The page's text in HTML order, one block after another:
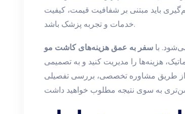
باید مبتنی بر شفافیت قیمت، کیفیت
خدمات و تجربه پزشک باشد.
با سفر به عمق هزینه‌های کاشت مو
هزینه‌ها را مدیریت کنید و به تصمیمی
از طریق مشاوره تخصصی، بررسی تفصیلی